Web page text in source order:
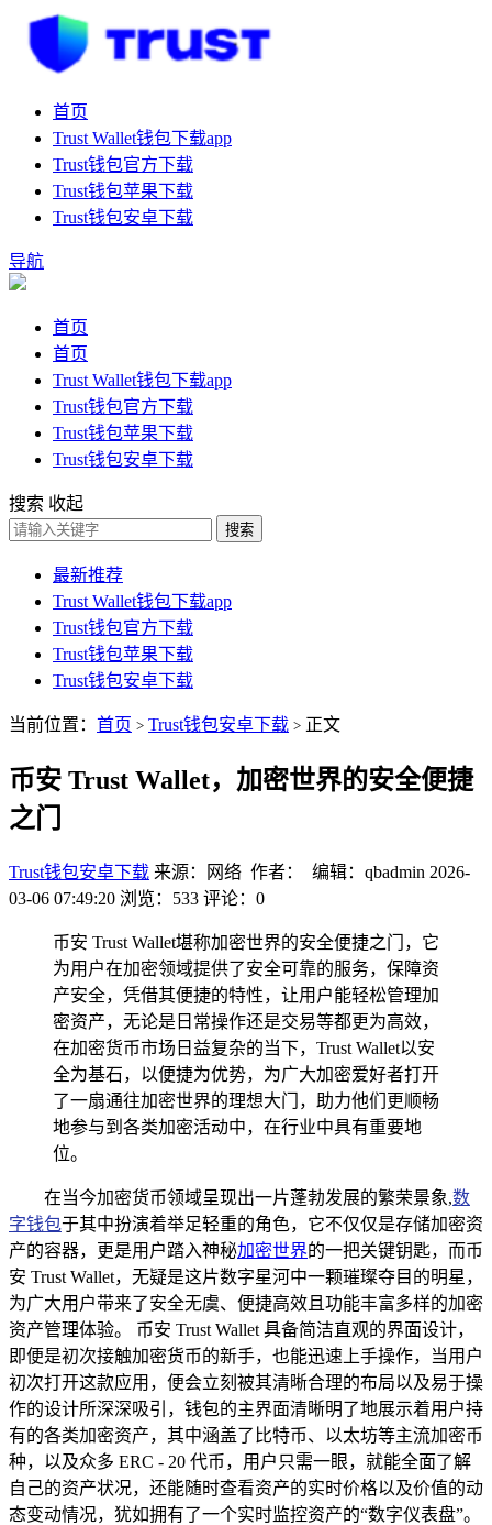
首页
Trust Wallet钱包下载app
Trust钱包官方下载
Trust钱包苹果下载
Trust钱包安卓下载
导航
首页
首页
Trust Wallet钱包下载app
Trust钱包官方下载
Trust钱包苹果下载
Trust钱包安卓下载
搜索 收起
搜索
最新推荐
Trust Wallet钱包下载app
Trust钱包官方下载
Trust钱包苹果下载
Trust钱包安卓下载
当前位置： 首页 > Trust钱包安卓下载 > 正文
币安 Trust Wallet，加密世界的安全便捷
之门
Trust钱包安卓下载 来源：网络 作者： 编辑：qbadmin 2026-
03-06 07:49:20 浏览：533 评论：0
币安 Trust Wallet堪称加密世界的安全便捷之门，它
为用户在加密领域提供了安全可靠的服务，保障资
产安全，凭借其便捷的特性，让用户能轻松管理加
密资产，无论是日常操作还是交易等都更为高效，
在加密货币市场日益复杂的当下，Trust Wallet以安
全为基石，以便捷为优势，为广大加密爱好者打开
了一扇通往加密世界的理想大门，助力他们更顺畅
地参与到各类加密活动中，在行业中具有重要地
位。
在当今加密货币领域呈现出一片蓬勃发展的繁荣景象,数
字钱包于其中扮演着举足轻重的角色，它不仅仅是存储加密资
产的容器，更是用户踏入神秘加密世界的一把关键钥匙，而币
安 Trust Wallet，无疑是这片数字星河中一颗璀璨夺目的明星，
为广大用户带来了安全无虞、便捷高效且功能丰富多样的加密
资产管理体验。 币安 Trust Wallet 具备简洁直观的界面设计，
即便是初次接触加密货币的新手，也能迅速上手操作，当用户
初次打开这款应用，便会立刻被其清晰合理的布局以及易于操
作的设计所深深吸引，钱包的主界面清晰明了地展示着用户持
有的各类加密资产，其中涵盖了比特币、以太坊等主流加密币
种，以及众多 ERC - 20 代币，用户只需一眼，就能全面了解
自己的资产状况，还能随时查看资产的实时价格以及价值的动
态变动情况，犹如拥有了一个实时监控资产的“数字仪表盘”。